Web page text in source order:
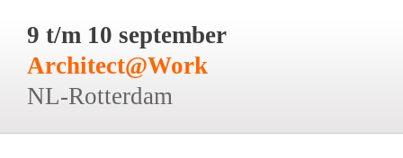
9 t/m 10 september
Architect@Work
NL-Rotterdam